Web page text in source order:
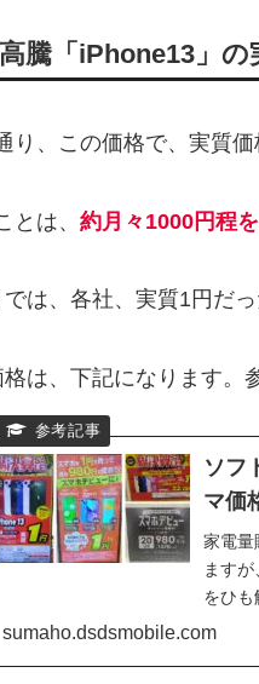
騰「iPhone13」の
り、この価格で、実質価
とは、 約月々1000円程
は、各社、実質1円だっ
は、下記になります。
ソフ
マ価
家電量
ます
をひも
なって
sumaho.dsdsmobile.com